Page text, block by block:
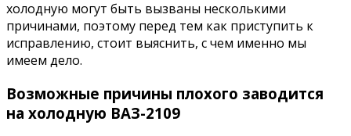
холодную могут быть вызваны несколькими
причинами, поэтому перед тем как приступить к
исправлению, стоит выяснить, с чем именно мы
имеем дело.
Возможные причины плохого заводится
на холодную ВАЗ-2109